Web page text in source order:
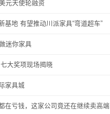
元天使轮融资
基地 有望推动川派家具“弯道超车”
迷你家具
大奖项现场揭晓
家具城
在亏钱，这家公司竟还在继续卖高端